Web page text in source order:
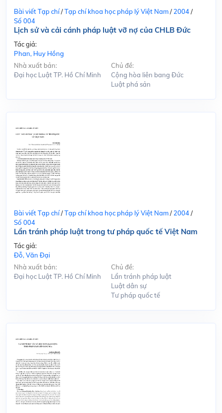
Bài viết Tạp chí/Tạp chí khoa học pháp lý Việt Nam/ 2004/
Số 004
Lịch sử và cải cánh pháp luật vỡ nợ của CHLB Đức
Tác giả:
Phan, Huy Hồng
Nhà xuất bản:
Đại học Luật TP. Hồ Chí Minh
Chủ đề:
Cộng hòa liên bang Đức
Luật phá sản
Bài viết Tạp chí/Tạp chí khoa học pháp lý Việt Nam/ 2004/
Số 004
Lẩn tránh pháp luật trong tư pháp quốc tế Việt Nam
Tác giả:
Đỗ, Văn Đại
Nhà xuất bản:
Đại học Luật TP. Hồ Chí Minh
Chủ đề:
Lẩn tránh pháp luật
Luật dân sự
Tư pháp quốc tế